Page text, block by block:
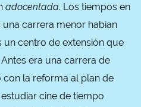
adocentada. Los tiempos en
una carrera menor habían
un centro de extensión que
era una carrera de
con la reforma al plan de
cine de tiempo